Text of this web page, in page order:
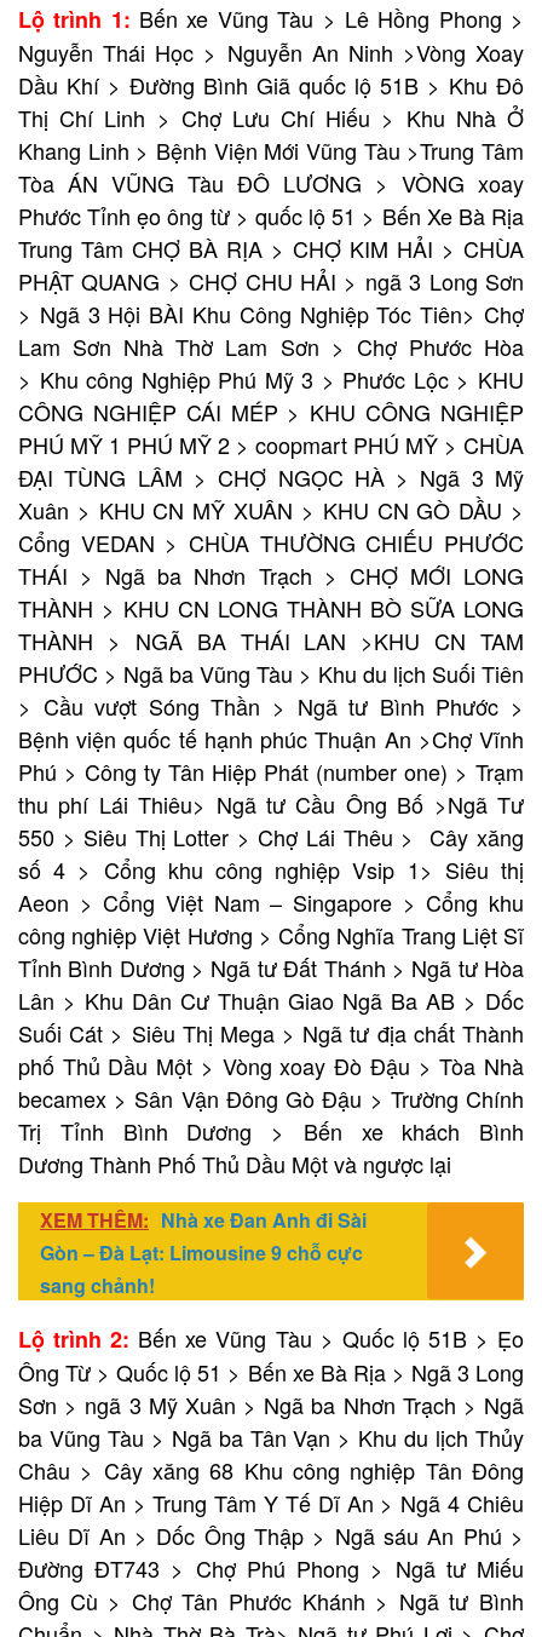
Lộ trình 1: Bến xe Vũng Tàu > Lê Hồng Phong >
Nguyễn Thái Học > Nguyễn An Ninh >Vòng Xoay
Dầu Khí > Đường Bình Giã quốc lộ 51B > Khu Đô
Thị Chí Linh > Chợ Lưu Chí Hiếu > Khu Nhà Ở
Khang Linh > Bệnh Viện Mới Vũng Tàu >Trung Tâm
Tòa ÁN VŨNG Tàu ĐÔ LƯƠNG > VÒNG xoay
Phước Tỉnh ẹo ông từ > quốc lộ 51 > Bến Xe Bà Rịa
Trung Tâm CHỢ BÀ RỊA > CHỢ KIM HẢI > CHÙA
PHẬT QUANG > CHỢ CHU HẢI > ngã 3 Long Sơn
> Ngã 3 Hội BÀI Khu Công Nghiệp Tóc Tiên> Chợ
Lam Sơn Nhà Thờ Lam Sơn > Chợ Phước Hòa
> Khu công Nghiệp Phú Mỹ 3 > Phước Lộc > KHU
CÔNG NGHIỆP CÁI MÉP > KHU CÔNG NGHIỆP
PHÚ MỸ 1 PHÚ MỸ 2 > coopmart PHÚ MỸ > CHÙA
ĐẠI TÙNG LÂM > CHỢ NGỌC HÀ > Ngã 3 Mỹ
Xuân > KHU CN MỸ XUÂN > KHU CN GÒ DẦU >
Cổng VEDAN > CHÙA THƯỜNG CHIẾU PHƯỚC
THÁI > Ngã ba Nhơn Trạch > CHỢ MỚI LONG
THÀNH > KHU CN LONG THÀNH BÒ SỮA LONG
THÀNH > NGÃ BA THÁI LAN >KHU CN TAM
PHƯỚC > Ngã ba Vũng Tàu > Khu du lịch Suối Tiên
> Cầu vượt Sóng Thần > Ngã tư Bình Phước >
Bệnh viện quốc tế hạnh phúc Thuận An >Chợ Vĩnh
Phú > Công ty Tân Hiệp Phát (number one) > Trạm
thu phí Lái Thiêu> Ngã tư Cầu Ông Bố >Ngã Tư
550 > Siêu Thị Lotter > Chợ Lái Thêu > Cây xăng
số 4 > Cổng khu công nghiệp Vsip 1> Siêu thị
Aeon > Cổng Việt Nam – Singapore > Cổng khu
công nghiệp Việt Hương > Cổng Nghĩa Trang Liệt Sĩ
Tỉnh Bình Dương > Ngã tư Đất Thánh > Ngã tư Hòa
Lân > Khu Dân Cư Thuận Giao Ngã Ba AB > Dốc
Suối Cát > Siêu Thị Mega > Ngã tư địa chất Thành
phố Thủ Dầu Một > Vòng xoay Đò Đậu > Tòa Nhà
becamex > Sân Vận Đông Gò Đậu > Trường Chính
Trị Tỉnh Bình Dương > Bến xe khách Bình
Dương Thành Phố Thủ Dầu Một và ngược lại
XEM THÊM: Nhà xe Đan Anh đi Sài
Gòn – Đà Lạt: Limousine 9 chỗ cực
sang chảnh!
Lộ trình 2: Bến xe Vũng Tàu > Quốc lộ 51B > Ẹo
Ông Từ > Quốc lộ 51 > Bến xe Bà Rịa > Ngã 3 Long
Sơn > ngã 3 Mỹ Xuân > Ngã ba Nhơn Trạch > Ngã
ba Vũng Tàu > Ngã ba Tân Vạn > Khu du lịch Thủy
Châu > Cây xăng 68 Khu công nghiệp Tân Đông
Hiệp Dĩ An > Trung Tâm Y Tế Dĩ An > Ngã 4 Chiêu
Liêu Dĩ An > Dốc Ông Thập > Ngã sáu An Phú >
Đường ĐT743 > Chợ Phú Phong > Ngã tư Miếu
Ông Cù > Chợ Tân Phước Khánh > Ngã tư Bình